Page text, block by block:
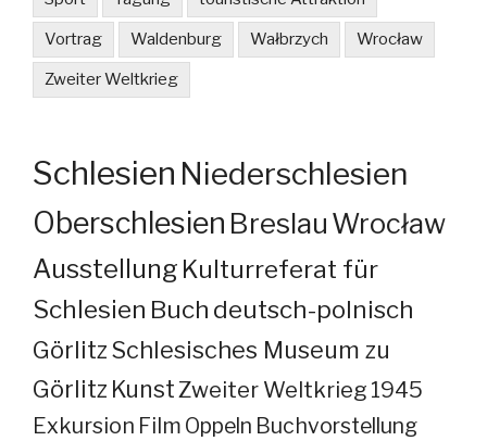
Vortrag Waldenburg Wałbrzych Wrocław
Zweiter Weltkrieg
Schlesien Niederschlesien
Oberschlesien Breslau Wrocław
Ausstellung Kulturreferat für
Schlesien Buch deutsch-polnisch
GörlitzSchlesisches Museum zu
Görlitz KunstZweiter Weltkrieg 1945
Exkursion Film Oppeln Buchvorstellung